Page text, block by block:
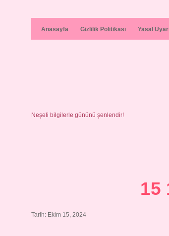
Anasayfa Gizlilik Politikası Yasal
Neşeli bilgilerle gününü şenlendir!
15
Tarih: Ekim 15, 2024